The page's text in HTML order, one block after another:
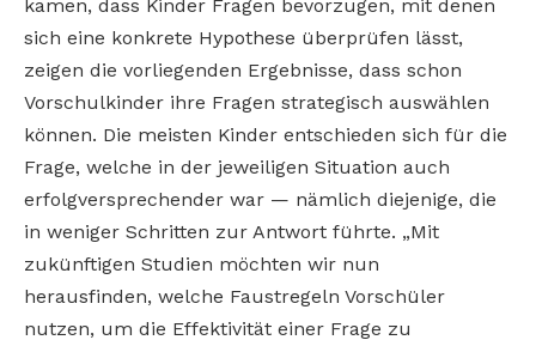
kamen, dass Kinder Fragen bevorzugen, mit denen
sich eine konkrete Hypothese überprüfen lässt,
zeigen die vorliegenden Ergebnisse, dass schon
Vorschulkinder ihre Fragen strategisch auswählen
können. Die meisten Kinder entschieden sich für die
Frage, welche in der jeweiligen Situation auch
erfolgversprechender war — nämlich diejenige, die
in weniger Schritten zur Antwort führte. „Mit
zukünftigen Studien möchten wir nun
herausfinden, welche Faustregeln Vorschüler
nutzen, um die Effektivität einer Frage zu